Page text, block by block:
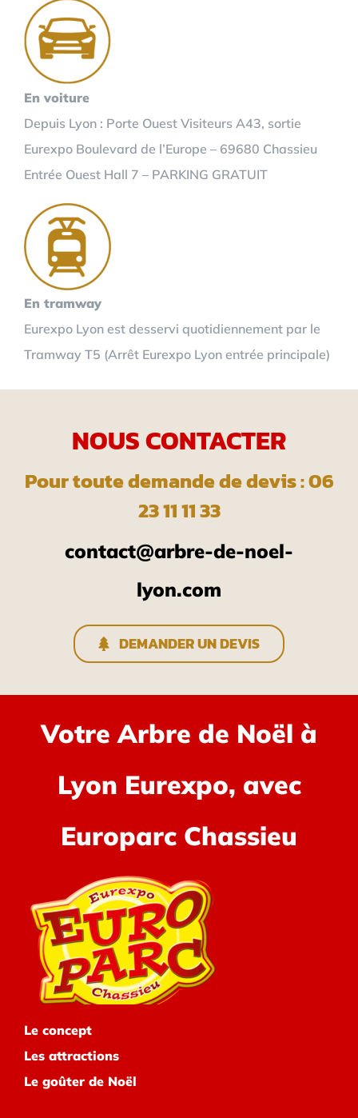
En voiture
Depuis Lyon : Porte Ouest Visiteurs A43, sortie
Eurexpo Boulevard de l’Europe – 69680 Chassieu
Entrée Ouest Hall 7 – PARKING GRATUIT
En tramway
Eurexpo Lyon est desservi quotidiennement par le
Tramway T5 (Arrêt Eurexpo Lyon entrée principale)
NOUS CONTACTER
Pour toute demande de devis : 06
23 11 11 33
contact@arbre-de-noel-
lyon.com
DEMANDER UN DEVIS
Votre Arbre de Noël à
Lyon Eurexpo, avec
Europarc Chassieu
Le concept
Les attractions
Le goûter de Noël